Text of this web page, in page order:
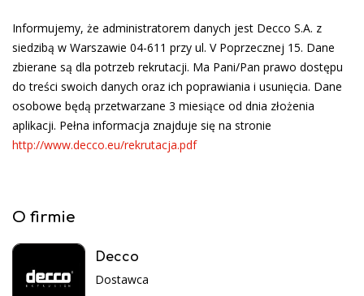
Informujemy, że administratorem danych jest Decco S.A. z
siedzibą w Warszawie 04-611 przy ul. V Poprzecznej 15. Dane
zbierane są dla potrzeb rekrutacji. Ma Pani/Pan prawo dostępu
do treści swoich danych oraz ich poprawiania i usunięcia. Dane
osobowe będą przetwarzane 3 miesiące od dnia złożenia
aplikacji. Pełna informacja znajduje się na stronie
http://www.decco.eu/rekrutacja.pdf
O firmie
Decco
Dostawca